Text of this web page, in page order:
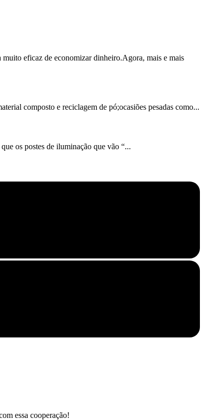
muito eficaz de economizar dinheiro.Agora, mais e mais
composto e reciclagem de pó;ocasiões pesadas como...
os postes de iluminação que vão “...
essa cooperação!